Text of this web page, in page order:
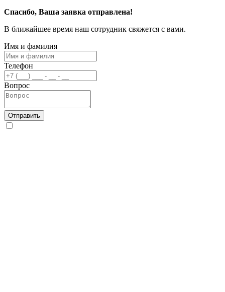
Спасибо, Ваша заявка отправлена!
В ближайшее время наш сотрудник свяжется с вами.
Имя и фамилия
Телефон
Вопрос
Отправить